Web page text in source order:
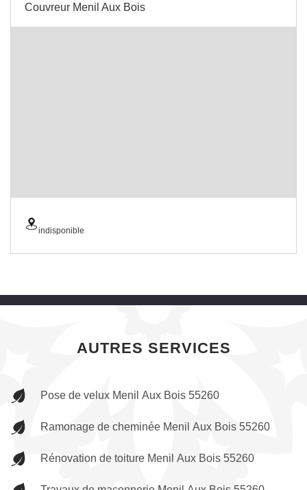
Couvreur Menil Aux Bois
indisponible
AUTRES SERVICES
Pose de velux Menil Aux Bois 55260
Ramonage de cheminée Menil Aux Bois 55260
Rénovation de toiture Menil Aux Bois 55260